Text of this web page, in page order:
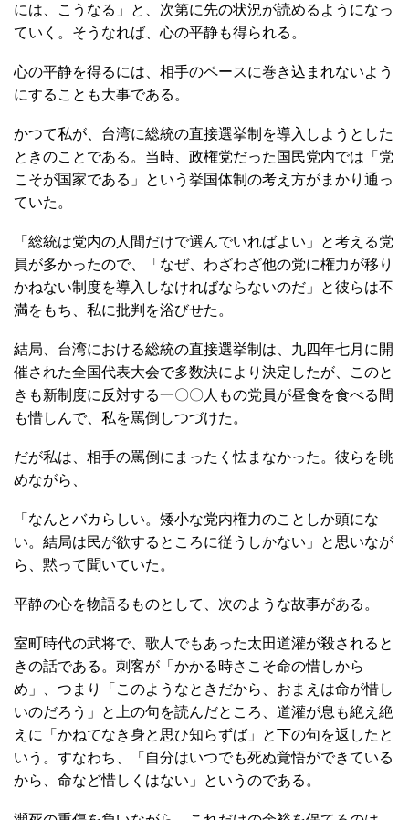
には、こうなる」と、次第に先の状況が読めるようになっ
ていく。そうなれば、心の平静も得られる。
心の平静を得るには、相手のペースに巻き込まれないよう
にすることも大事である。
かつて私が、台湾に総統の直接選挙制を導入しようとした
ときのことである。当時、政権党だった国民党内では「党
こそが国家である」という挙国体制の考え方がまかり通っ
ていた。
「総統は党内の人間だけで選んでいればよい」と考える党
員が多かったので、「なぜ、わざわざ他の党に権力が移り
かねない制度を導入しなければならないのだ」と彼らは不
満をもち、私に批判を浴びせた。
結局、台湾における総統の直接選挙制は、九四年七月に開
催された全国代表大会で多数決により決定したが、このと
きも新制度に反対する一〇〇人もの党員が昼食を食べる間
も惜しんで、私を罵倒しつづけた。
だが私は、相手の罵倒にまったく怯まなかった。彼らを眺
めながら、
「なんとバカらしい。矮小な党内権力のことしか頭にな
い。結局は民が欲するところに従うしかない」と思いなが
ら、黙って聞いていた。
平静の心を物語るものとして、次のような故事がある。
室町時代の武将で、歌人でもあった太田道灌が殺されると
きの話である。刺客が「かかる時さこそ命の惜しから
め」、つまり「このようなときだから、おまえは命が惜し
いのだろう」と上の句を読んだところ、道灌が息も絶え絶
えに「かねてなき身と思ひ知らずば」と下の句を返したと
いう。すなわち、「自分はいつでも死ぬ覚悟ができている
から、命など惜しくはない」というのである。